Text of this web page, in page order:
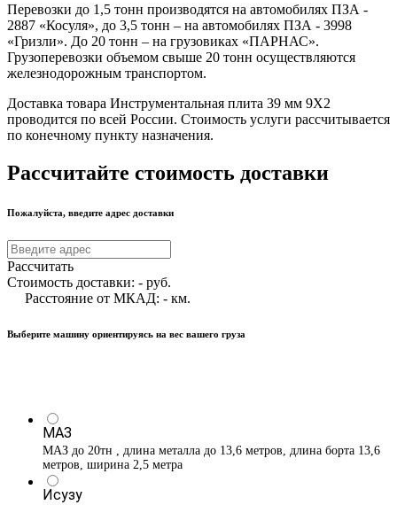
Перевозки до 1,5 тонн производятся на автомобилях ПЗА -
2887 «Косуля», до 3,5 тонн – на автомобилях ПЗА - 3998
«Гризли». До 20 тонн – на грузовиках «ПАРНАС».
Грузоперевозки объемом свыше 20 тонн осуществляются
железнодорожным транспортом.
Доставка товара Инструментальная плита 39 мм 9Х2
проводится по всей России. Стоимость услуги рассчитывается
по конечному пункту назначения.
Рассчитайте стоимость доставки
Пожалуйста, введите адрес доставки
Рассчитать
Стоимость доставки: - руб.
Расстояние от МКАД: - км.
Выберите машину ориентируясь на вес вашего груза
МАЗ
МАЗ до 20тн , длина металла до 13,6 метров, длина борта 13,6
метров, ширина 2,5 метра
Исузу